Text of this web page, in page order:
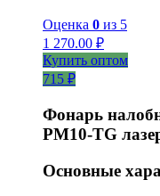
Оценка 0 из 5
1 270.00 ₽
Купить оптом
715 ₽
Фонарь
PM10-TG
Основные